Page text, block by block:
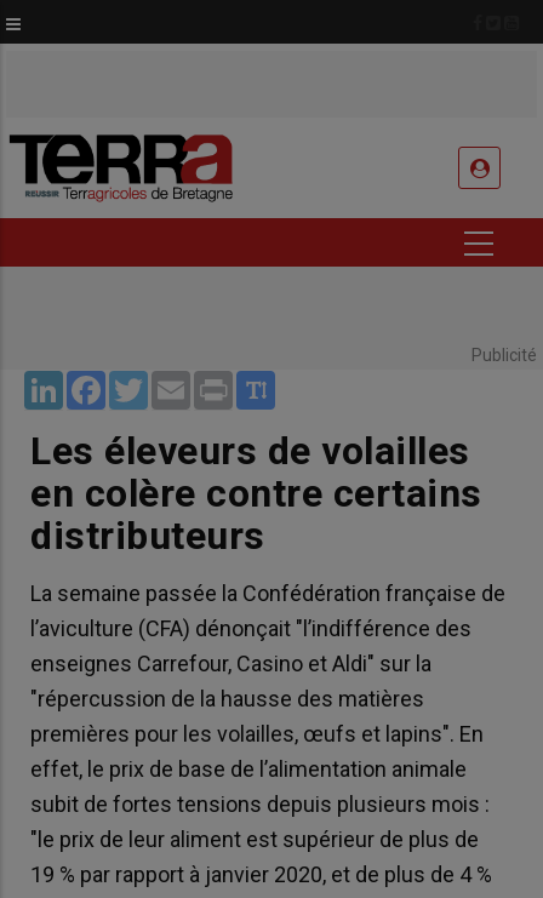
au
Publicité
LinkedInFacebookTwitterEmail Print
Les éleveurs de volailles
en colère contre certains
distributeurs
La semaine passée la Confédération française de
l’aviculture (CFA) dénonçait "l’indifférence des
enseignes Carrefour, Casino et Aldi" sur la
"répercussion de la hausse des matières
premières pour les volailles, œufs et lapins". En
effet, le prix de base de l’alimentation animale
subit de fortes tensions depuis plusieurs mois :
"le prix de leur aliment est supérieur de plus de
19 % par rapport à janvier 2020, et de plus de 4 %